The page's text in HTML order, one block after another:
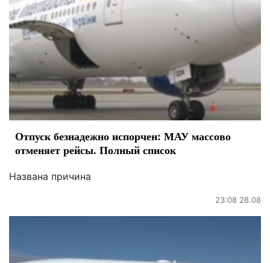
Отпуск безнадежно испорчен: МАУ массово
отменяет рейсы. Полный список
Названа причина
23:08 28.08